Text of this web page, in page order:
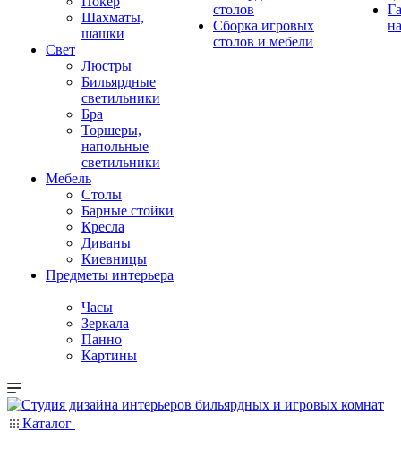
Шахматы,
шашки
Свет
Люстры
Бильярдные
светильники
Бра
Торшеры,
напольные
светильники
Мебель
Столы
Барные стойки
Кресла
Диваны
Киевницы
Предметы интерьера
Часы
Зеркала
Панно
Картины
столов
Сборка игровых
столов и мебели
Каталог